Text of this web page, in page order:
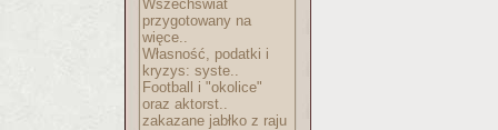
Wszechświat
przygotowany na
więce..
Własność, podatki i
kryzys: syste..
Football i "okolice"
oraz aktorst..
zakazane jabłko z raju